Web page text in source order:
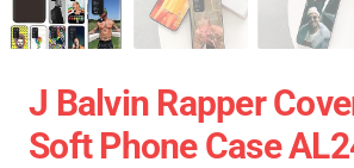
J Balvin Rapper
Soft Phone Case